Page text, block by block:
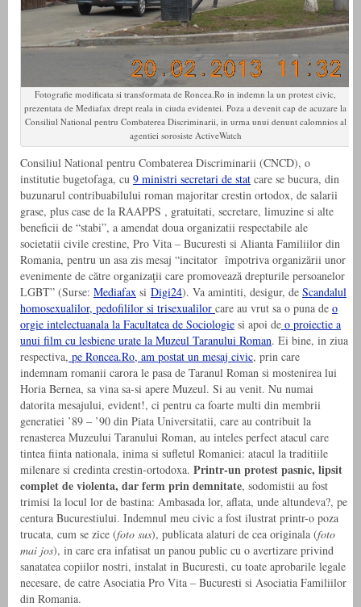
Fotografie modificata si transformata de Roncea.Ro in indemn la un protest civic,
prezentata de Mediafax drept reala in ciuda evidentei. Poza a devenit cap de acuzare la
Consiliul National pentru Combaterea Discriminarii, in urma unui denunt calomnios al
agentiei sorosiste ActiveWatch
Consiliul National pentru Combaterea Discriminarii (CNCD), o
institutie bugetofaga, cu 9 ministri secretari de stat care se bucura, din
buzunarul contribuabilului roman majoritar crestin ortodox, de salarii
grase, plus case de la RAAPPS , gratuitati, secretare, limuzine si alte
beneficii de “stabi”, a amendat doua organizatii respectabile ale
societatii civile crestine, Pro Vita – Bucuresti si Alianta Familiilor din
Romania, pentru un asa zis mesaj “incitator împotriva organizării unor
evenimente de către organizaţii care promovează drepturile persoanelor
LGBT” (Surse: Mediafax si Digi24). Va amintiti, desigur, de Scandalul
homosexualilor, pedofililor si trisexualilor care au vrut sa o puna de o
orgie intelectuanala la Facultatea de Sociologie si apoi de o proiectie a
unui film cu lesbiene urate la Muzeul Taranului Roman. Ei bine, in ziua
respectiva, pe Roncea.Ro, am postat un mesaj civic, prin care
indemnam romanii carora le pasa de Taranul Roman si mostenirea lui
Horia Bernea, sa vina sa-si apere Muzeul. Si au venit. Nu numai
datorita mesajului, evident!, ci pentru ca foarte multi din membrii
generatiei ’89 – ’90 din Piata Universitatii, care au contribuit la
renasterea Muzeului Taranului Roman, au inteles perfect atacul care
tintea fiinta nationala, inima si sufletul Romaniei: atacul la traditiile
milenare si credinta crestin-ortodoxa. Printr-un protest pasnic, lipsit
complet de violenta, dar ferm prin demnitate, sodomistii au fost
trimisi la locul lor de bastina: Ambasada lor, aflata, unde altundeva?, pe
centura Bucurestiului. Indemnul meu civic a fost ilustrat printr-o poza
trucata, cum se zice (foto sus), publicata alaturi de cea originala (foto
mai jos), in care era infatisat un panou public cu o avertizare privind
sanatatea copiilor nostri, instalat in Bucuresti, cu toate aprobarile legale
necesare, de catre Asociatia Pro Vita – Bucuresti si Asociatia Familiilor
din Romania.